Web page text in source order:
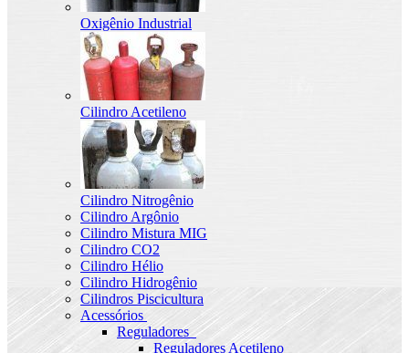
Oxigênio Industrial
Cilindro Acetileno
Cilindro Nitrogênio
Cilindro Argônio
Cilindro Mistura MIG
Cilindro CO2
Cilindro Hélio
Cilindro Hidrogênio
Cilindros Piscicultura
Acessórios
Reguladores
Reguladores Acetileno